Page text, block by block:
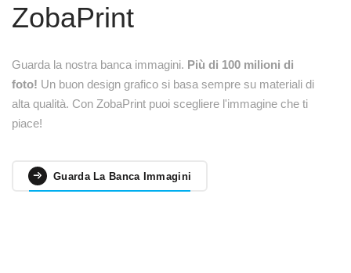
ZobaPrint
Guarda la nostra banca immagini. Più di 100 milioni di
foto! Un buon design grafico si basa sempre su materiali di
alta qualità. Con ZobaPrint puoi scegliere l'immagine che ti
piace!
Guarda La Banca Immagini